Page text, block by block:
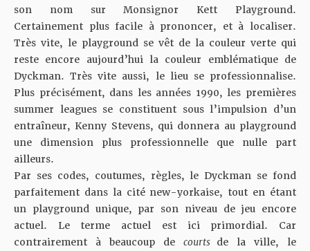
son nom sur Monsignor Kett Playground.
Certainement plus facile à prononcer, et à localiser.
Très vite, le playground se vêt de la couleur verte qui
reste encore aujourd’hui la couleur emblématique de
Dyckman. Très vite aussi, le lieu se professionnalise.
Plus précisément, dans les années 1990, les premières
summer leagues se constituent sous l’impulsion d’un
entraîneur, Kenny Stevens, qui donnera au playground
une dimension plus professionnelle que nulle part
ailleurs.
Par ses codes, coutumes, règles, le Dyckman se fond
parfaitement dans la cité new-yorkaise, tout en étant
un playground unique, par son niveau de jeu encore
actuel. Le terme actuel est ici primordial. Car
contrairement à beaucoup de courts de la ville, le